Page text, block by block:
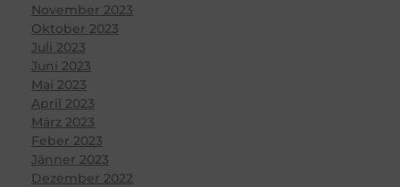
November 2023
Oktober 2023
Juli 2023
Juni 2023
Mai 2023
April 2023
März 2023
Feber 2023
Jänner 2023
Dezember 2022